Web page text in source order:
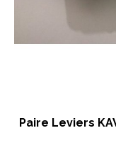
Paire Leviers